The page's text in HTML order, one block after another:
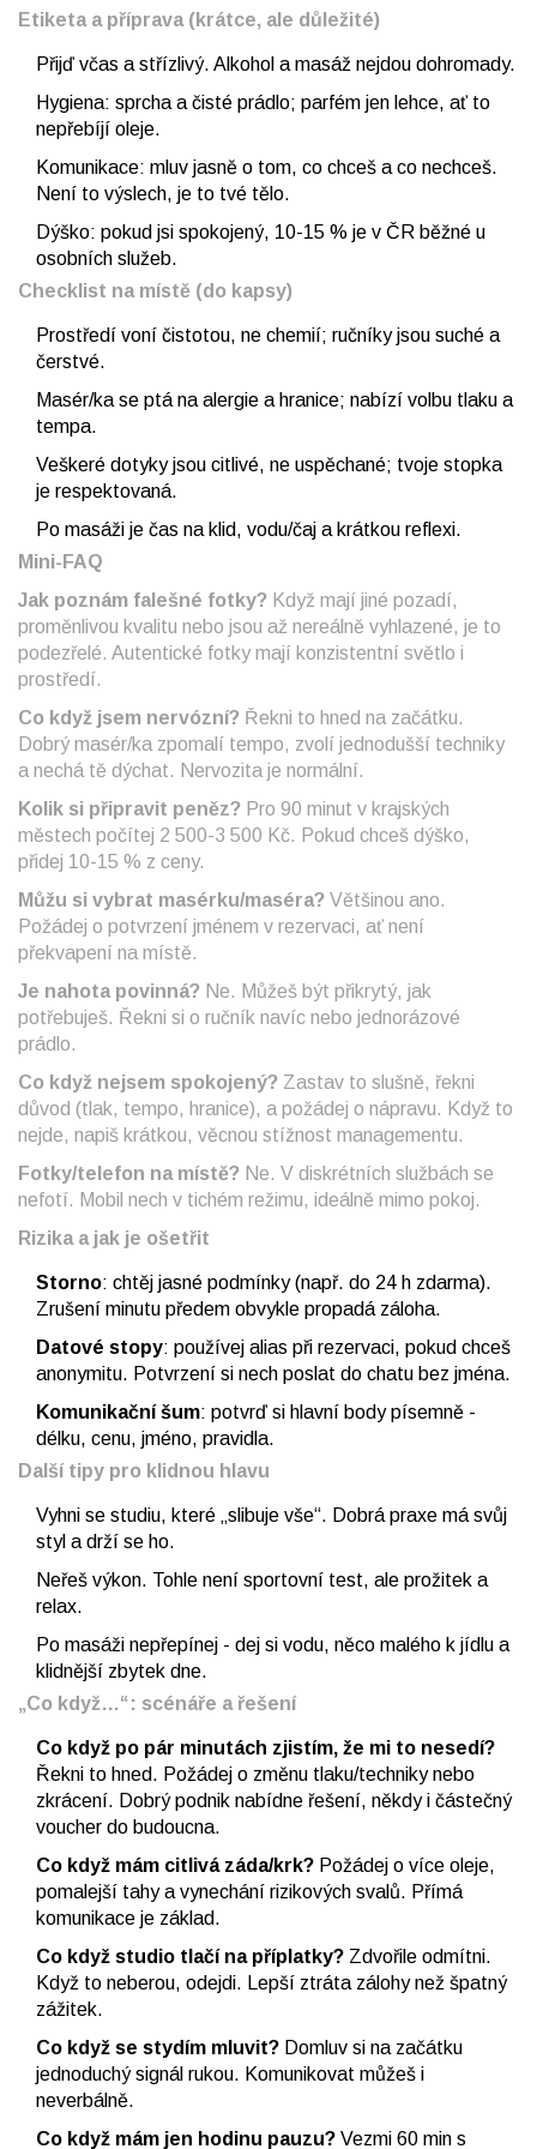
Etiketa a příprava (krátce, ale důležité)
Přijď včas a střízlivý. Alkohol a masáž nejdou dohromady.
Hygiena: sprcha a čisté prádlo; parfém jen lehce, ať to
nepřebíjí oleje.
Komunikace: mluv jasně o tom, co chceš a co nechceš.
Není to výslech, je to tvé tělo.
Dýško: pokud jsi spokojený, 10-15 % je v ČR běžné u
osobních služeb.
Checklist na místě (do kapsy)
Prostředí voní čistotou, ne chemií; ručníky jsou suché a
čerstvé.
Masér/ka se ptá na alergie a hranice; nabízí volbu tlaku a
tempa.
Veškeré dotyky jsou citlivé, ne uspěchané; tvoje stopka
je respektovaná.
Po masáži je čas na klid, vodu/čaj a krátkou reflexi.
Mini-FAQ
Jak poznám falešné fotky? Když mají jiné pozadí,
proměnlivou kvalitu nebo jsou až nereálně vyhlazené, je to
podezřelé. Autentické fotky mají konzistentní světlo i
prostředí.
Co když jsem nervózní? Řekni to hned na začátku.
Dobrý masér/ka zpomalí tempo, zvolí jednodušší techniky
a nechá tě dýchat. Nervozita je normální.
Kolik si připravit peněz? Pro 90 minut v krajských
městech počítej 2 500-3 500 Kč. Pokud chceš dýško,
přidej 10-15 % z ceny.
Můžu si vybrat masérku/maséra? Většinou ano.
Požádej o potvrzení jménem v rezervaci, ať není
překvapení na místě.
Je nahota povinná? Ne. Můžeš být přikrytý, jak
potřebuješ. Řekni si o ručník navíc nebo jednorázové
prádlo.
Co když nejsem spokojený? Zastav to slušně, řekni
důvod (tlak, tempo, hranice), a požádej o nápravu. Když to
nejde, napiš krátkou, věcnou stížnost managementu.
Fotky/telefon na místě? Ne. V diskrétních službách se
nefotí. Mobil nech v tichém režimu, ideálně mimo pokoj.
Rizika a jak je ošetřit
Storno: chtěj jasné podmínky (např. do 24 h zdarma).
Zrušení minutu předem obvykle propadá záloha.
Datové stopy: používej alias při rezervaci, pokud chceš
anonymitu. Potvrzení si nech poslat do chatu bez jména.
Komunikační šum: potvrď si hlavní body písemně -
délku, cenu, jméno, pravidla.
Další tipy pro klidnou hlavu
Vyhni se studiu, které „slibuje vše“. Dobrá praxe má svůj
styl a drží se ho.
Neřeš výkon. Tohle není sportovní test, ale prožitek a
relax.
Po masáži nepřepínej - dej si vodu, něco malého k jídlu a
klidnější zbytek dne.
„Co když…“: scénáře a řešení
Co když po pár minutách zjistím, že mi to nesedí?
Řekni to hned. Požádej o změnu tlaku/techniky nebo
zkrácení. Dobrý podnik nabídne řešení, někdy i částečný
voucher do budoucna.
Co když mám citlivá záda/krk? Požádej o více oleje,
pomalejší tahy a vynechání rizikových svalů. Přímá
komunikace je základ.
Co když studio tlačí na příplatky? Zdvořile odmítni.
Když to neberou, odejdi. Lepší ztráta zálohy než špatný
zážitek.
Co když se stydím mluvit? Domluv si na začátku
jednoduchý signál rukou. Komunikovat můžeš i
neverbálně.
Co když mám jen hodinu pauzu? Vezmi 60 min s